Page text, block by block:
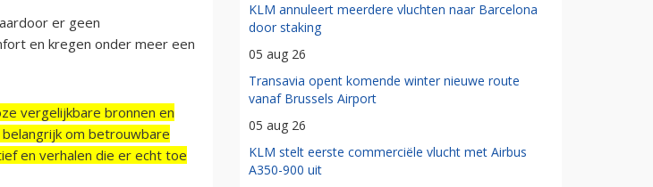
er geen
en kregen onder meer een
vergelijkbare bronnen en
om betrouwbare
en verhalen die er echt toe
KLM annuleert meerdere vluchten naar Barcelona
door staking
05 aug 26
Transavia opent komende winter nieuwe route
vanaf Brussels Airport
05 aug 26
KLM stelt eerste commerciële vlucht met Airbus
A350-900 uit